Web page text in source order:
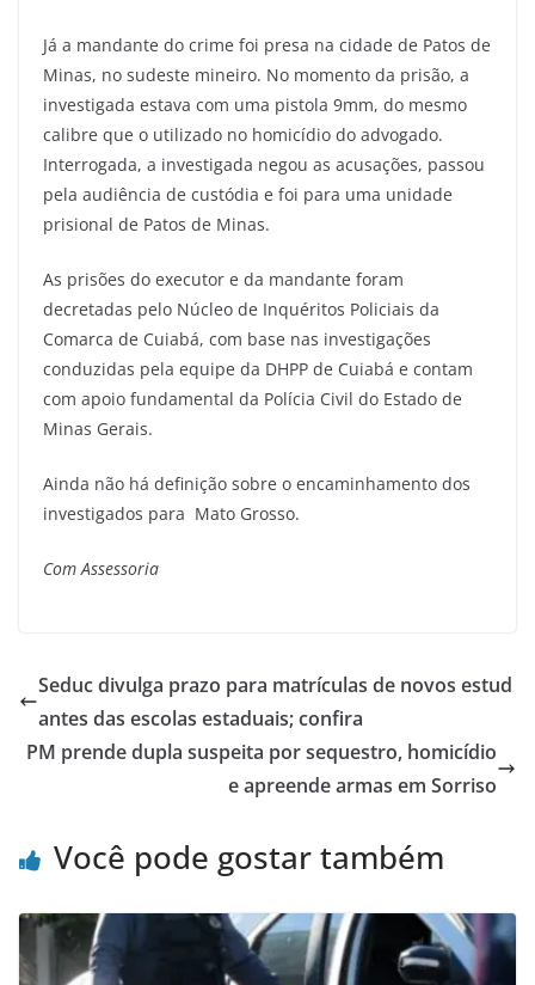
Já a mandante do crime foi presa na cidade de Patos de
Minas, no sudeste mineiro. No momento da prisão, a
investigada estava com uma pistola 9mm, do mesmo
calibre que o utilizado no homicídio do advogado.
Interrogada, a investigada negou as acusações, passou
pela audiência de custódia e foi para uma unidade
prisional de Patos de Minas.
As prisões do executor e da mandante foram
decretadas pelo Núcleo de Inquéritos Policiais da
Comarca de Cuiabá, com base nas investigações
conduzidas pela equipe da DHPP de Cuiabá e contam
com apoio fundamental da Polícia Civil do Estado de
Minas Gerais.
Ainda não há definição sobre o encaminhamento dos
investigados para Mato Grosso.
Com Assessoria
Seduc divulga prazo para matrículas de novos estud
antes das escolas estaduais; confira
PM prende dupla suspeita por sequestro, homicídio
e apreende armas em Sorriso
Você pode gostar também